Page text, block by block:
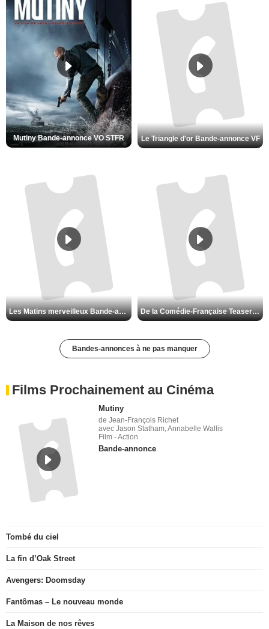
Mutiny Bande-annonce VO STFR Le Triangle d'or Bande-annonce VF
Les Matins merveilleux Bande-annonce VF De la Comédie-Française Teaser VF
Bandes-annonces à ne pas manquer
Films Prochainement au Cinéma
Mutiny
de Jean-François Richet
avec Jason Statham, Annabelle Wallis
Film - Action
Bande-annonce
Tombé du ciel
La fin d’Oak Street
Avengers: Doomsday
Fantômas – Le nouveau monde
La Maison de nos rêves